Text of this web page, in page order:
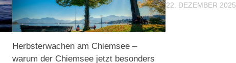
Herbsterwachen am Chiemsee –
warum der Chiemsee jetzt besonders
22. DEZEMBER 2025